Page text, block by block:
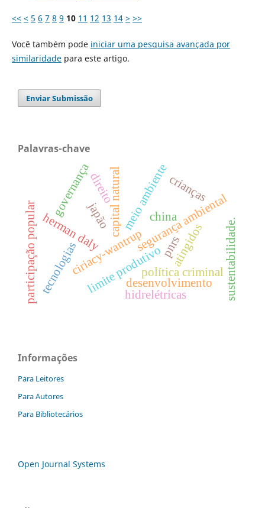
<< < 5 6 7 8 9 10 11 12 13 14 > >>
Você também pode iniciar uma pesquisa avançada por
similaridadepara este artigo.
Enviar Submissão
Palavras-chave
ciriacy-wantrup
herman daly segurança ambiental
limite produtivo
capital naturalmeio ambiente
política criminal
japão
participação popular atingidos
desenvolvimento
direito
hidrelétricas
pnrs
china
governança
tecnologias sustentabilidade.
crianças
Informações
Para Leitores
Para Autores
Para Bibliotecários
Open Journal Systems